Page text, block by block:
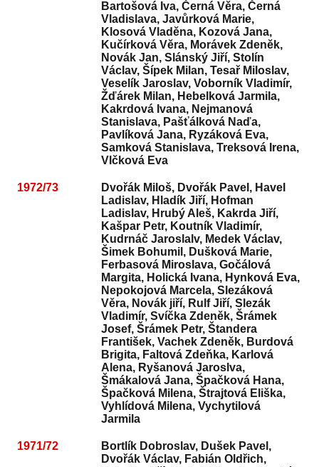
Bartošová Iva, Černá Věra, Černá
Vladislava, Javůrková Marie,
Klosová Vladěna, Kozová Jana,
Kučírková Věra, Morávek Zdeněk,
Novák Jan, Slánský Jiří, Stolín
Václav, Šípek Milan, Tesař Miloslav,
Veselík Jaroslav, Voborník Vladimír,
Žďárek Milan, Hebelková Jarmila,
Kakrdová Ivana, Nejmanová
Stanislava, Pašťálková Naďa,
Pavlíková Jana, Ryzáková Eva,
Samková Stanislava, Treksová Irena,
Vlčková Eva
1972/73
Dvořák Miloš, Dvořák Pavel, Havel
Ladislav, Hladík Jiří, Hofman
Ladislav, Hrubý Aleš, Kakrda Jiří,
Kašpar Petr, Koutník Vladimír,
Kudrnáč Jaroslalv, Medek Václav,
Šimek Bohumil, Dušková Marie,
Ferbasová Miroslava, Gočálová
Margita, Holická Ivana, Hynková Eva,
Nepokojová Marcela, Slezáková
Věra, Novák jiří, Rulf Jiří, Slezák
Vladimír, Svíčka Zdeněk, Šrámek
Josef, Šrámek Petr, Štandera
František, Vachek Zdeněk, Burdová
Brigita, Faltová Zdeňka, Karlová
Alena, Ryšanová Jaroslva,
Šmákalová Jana, Špačková Hana,
Špačková Milena, Štrajtová Eliška,
Vyhlídová Milena, Vychytilová
Jarmila
1971/72
Bortlík Dobroslav, Dušek Pavel,
Dvořák Václav, Fabián Oldřich,